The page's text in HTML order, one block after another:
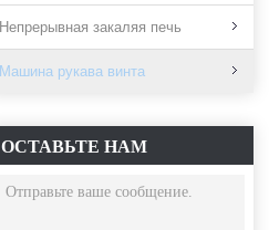
Непрерывная закаляя печь
Машина рукава винта
ОСТАВЬТЕ НАМ
СООБЩЕНИЕ